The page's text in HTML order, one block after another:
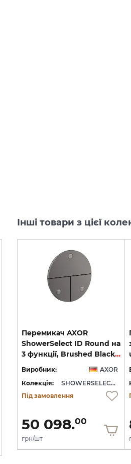
Інші товари з цієї
Перемикач AXOR
ShowerSelect ID Round на
3 функції, Brushed Black Chrome (36779340)
Виробник:
AXOR
Колекція:
SHOWERSELECT ID
Під замовлення
50 098.00
грн/шт